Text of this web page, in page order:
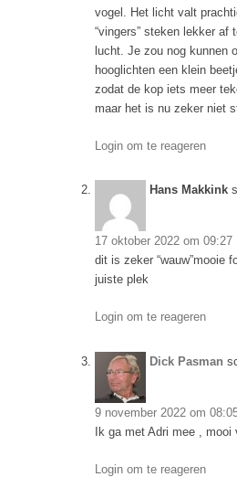
vogel. Het licht valt
“vingers” steken lekker af
lucht. Je zou nog kunnen
hooglichten een klein
zodat de kop iets meer
maar het is nu zeker niet
Login om te reageren
Hans Makkink
17 oktober 2022 om 09:27
dit is zeker “wauw”mooie
juiste plek
Login om te reageren
Dick Pasman
9 november 2022 om
Ik ga met Adri mee , mooi
Login om te reageren